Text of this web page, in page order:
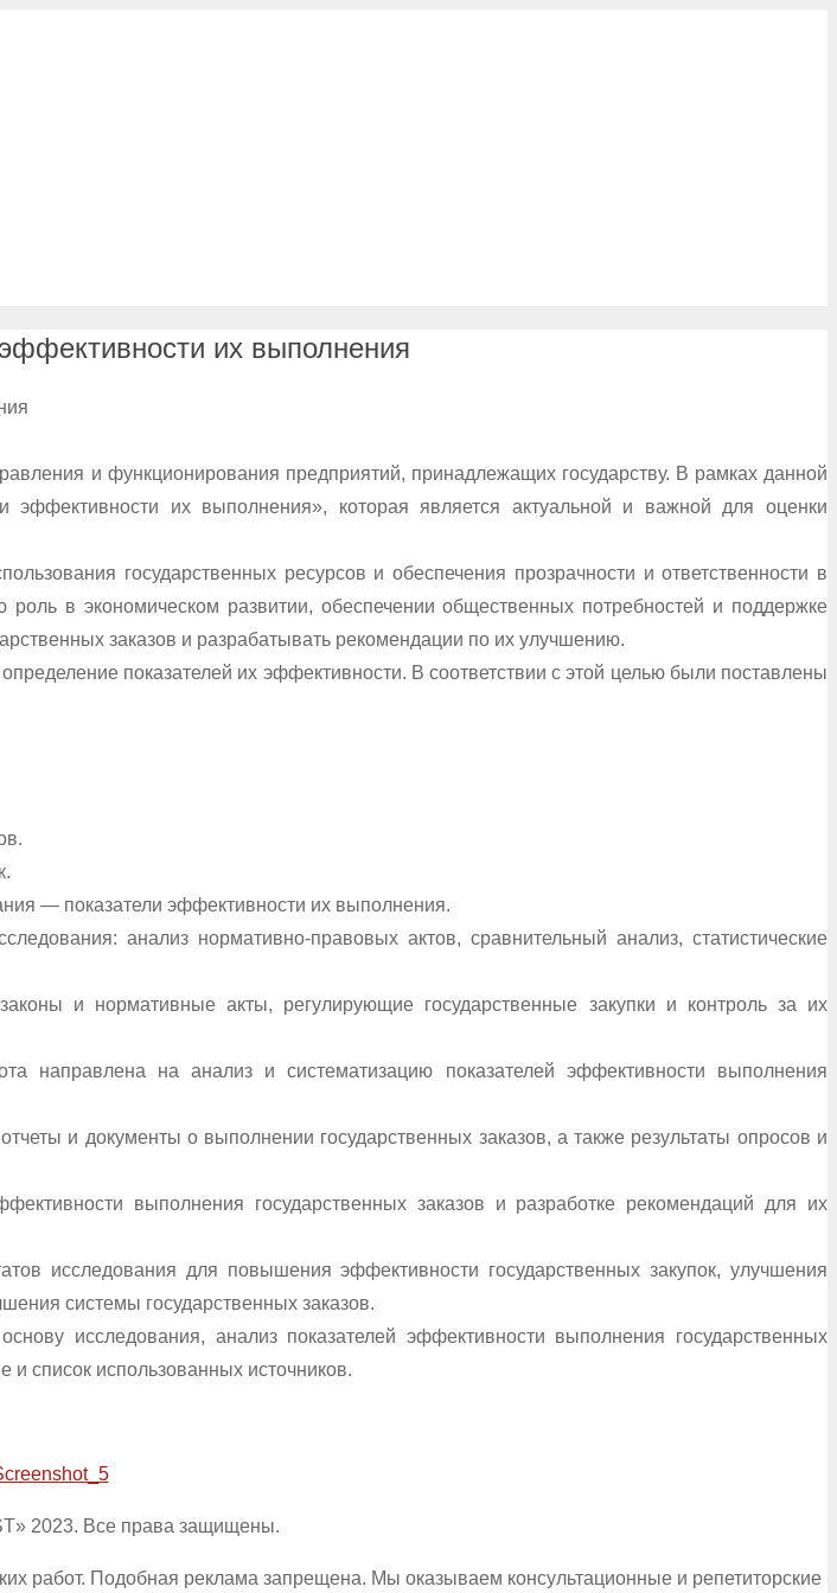
их выполнения
и функционирования предприятий, принадлежащих государству. В рамках данной
эффективности их выполнения», которая является актуальной и важной для оценки
государственных ресурсов и обеспечения прозрачности и ответственности в
роль в экономическом развитии, обеспечении общественных потребностей и поддержке
заказов и разрабатывать рекомендации по их улучшению.
показателей их эффективности. В соответствии с этой целью были поставлены
— показатели эффективности их выполнения.
анализ нормативно-правовых актов, сравнительный анализ, статистические
и нормативные акты, регулирующие государственные закупки и контроль за их
направлена на анализ и систематизацию показателей эффективности выполнения
и документы о выполнении государственных заказов, а также результаты опросов и
выполнения государственных заказов и разработке рекомендаций для их
исследования для повышения эффективности государственных закупок, улучшения
системы государственных заказов.
исследования, анализ показателей эффективности выполнения государственных
и список использованных источников.
2023. Все права защищены.
работ. Подобная реклама запрещена. Мы оказываем консультационные и репетиторские